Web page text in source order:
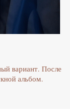
вариант. После
альбом.